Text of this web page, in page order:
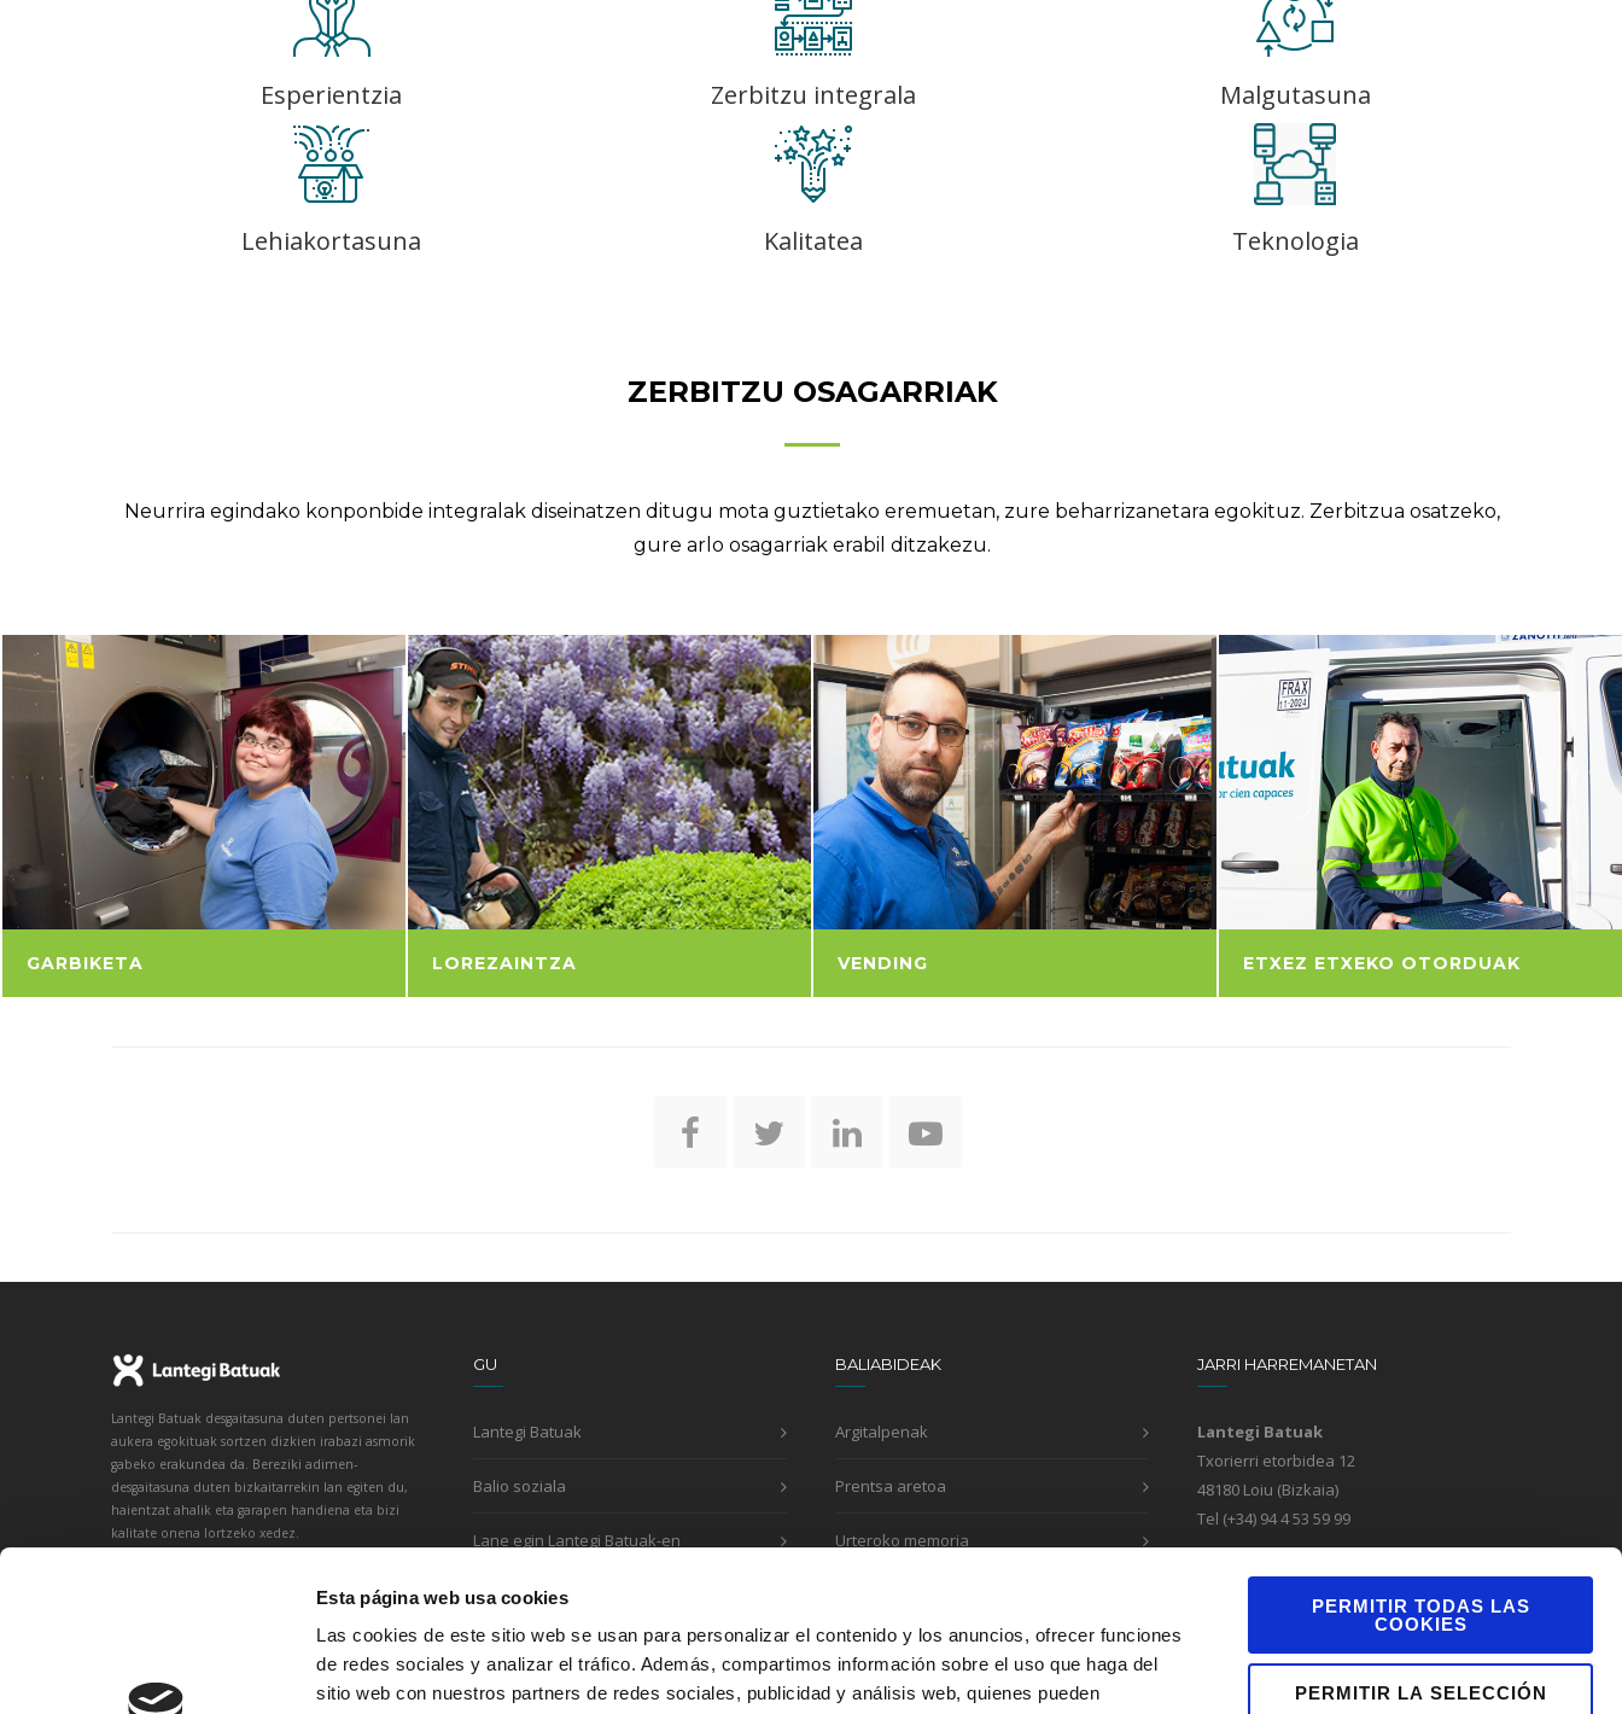
Esta página web usa cookies
Las cookies de este sitio web se usan para personalizar el contenido y los anuncios, ofrecer funciones
de redes sociales y analizar el tráfico. Además, compartimos información sobre el uso que haga del
sitio web con nuestros partners de redes sociales, publicidad y análisis web, quienes pueden
PERMITIR TODAS LAS
COOKIES
PERMITIR LA SELECCIÓN
Esperientzia Zerbitzu integrala Malgutasuna
Lehiakortasuna Kalitatea Teknologia
ZERBITZU OSAGARRIAK
Neurrira egindako konponbide integralak diseinatzen ditugu mota guztietako eremuetan, zure beharrizanetara egokituz. Zerbitzua osatzeko,
gure arlo osagarriak erabil ditzakezu.
GARBIKETA LOREZAINTZA VENDING ETXEZ ETXEKO OTORDUAK
Lantegi Batuak desgaitasuna duten pertsonei lan
aukera egokituak sortzen dizkien irabazi asmorik
gabeko erakundea da. Bereziki adimen-
desgaitasuna duten bizkaitarrekin lan egiten du,
haientzat ahalik eta garapen handiena eta bizi
kalitate onena lortzeko xedez.
GU
Lantegi Batuak
Balio soziala
Lane egin Lantegi Batuak-en
BALIABIDEAK
Argitalpenak
Prentsa aretoa
Urteroko memoria
JARRI HARREMANETAN
Lantegi Batuak
Txorierri etorbidea 12
48180 Loiu (Bizkaia)
Tel (+34) 94 4 53 59 99
Formulario de contacto
Canal de denuncias